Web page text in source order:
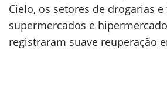
Cielo, os setores de drogarias
supermercados e
registraram suave reuperação